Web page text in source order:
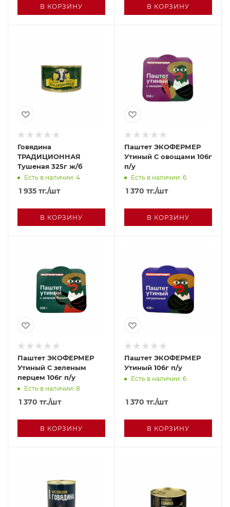
В КОРЗИНУ В КОРЗИНУ
Говядина
ТРАДИЦИОННАЯ
Тушеная 325г ж/б
Есть в наличии: 4
1 935 тг./шт
В КОРЗИНУ
Паштет ЭКОФЕРМЕР
Утиный С овощами 106г
п/у
Есть в наличии: 6
1 370 тг./шт
В КОРЗИНУ
Паштет ЭКОФЕРМЕР
Утиный С зеленым
перцем 106г п/у
Есть в наличии: 8
1 370 тг./шт
В КОРЗИНУ
Паштет ЭКОФЕРМЕР
Утиный 106г п/у
Есть в наличии: 6
1 370 тг./шт
В КОРЗИНУ